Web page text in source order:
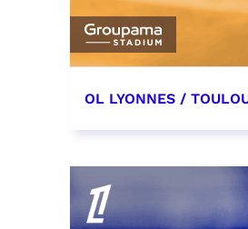
OL LYONNES /
date et heure à
RÉSERVER